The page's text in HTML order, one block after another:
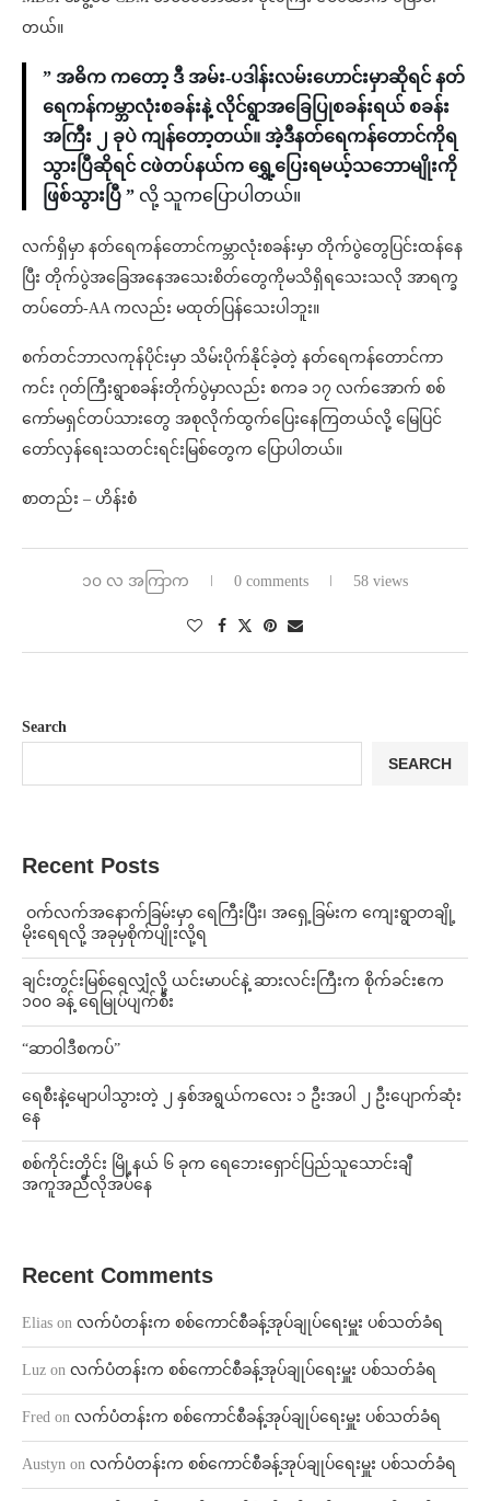
တယ်။
” အဓိက ကတော့ ဒီ အမ်း-ပဒါန်းလမ်းဟောင်းမှာဆိုရင် နတ်
ရေကန်ကမ္ဘာလုံးစခန်းနဲ့ လိုင်ရွာအခြေပြုစခန်းရယ် စခန်း
အကြီး ၂ ခုပဲ ကျန်တော့တယ်။ အဲ့ဒီနတ်ရေကန်တောင်ကိုရ
သွားပြီဆိုရင် ငဖဲတပ်နယ်က ရွှေ့ပြေးရမယ့်သဘောမျိုးကို
ဖြစ်သွားပြီ ” လို့ သူကပြောပါတယ်။
လက်ရှိမှာ နတ်ရေကန်တောင်ကမ္ဘာလုံးစခန်းမှာ တိုက်ပွဲတွေပြင်းထန်နေ
ပြီး တိုက်ပွဲအခြေအနေအသေးစိတ်တွေကိုမသိရှိရသေးသလို အာရက္ခ
တပ်တော်-AA ကလည်း မထုတ်ပြန်သေးပါဘူး။
စက်တင်ဘာလကုန်ပိုင်းမှာ သိမ်းပိုက်နိုင်ခဲ့တဲ့ နတ်ရေကန်တောင်ကာ
ကင်း ဂုတ်ကြီးရွာစခန်းတိုက်ပွဲမှာလည်း စကခ ၁၇ လက်အောက် စစ်
ကော်မရှင်တပ်သားတွေ အစုလိုက်ထွက်ပြေးနေကြတယ်လို့ မြေပြင်
တော်လှန်ရေးသတင်းရင်းမြစ်တွေက ပြောပါတယ်။
စာတည်း – ဟိန်းစံ
၁၀ လ အကြာက 0 comments 58 views
Search
SEARCH
Recent Posts
⁩ ⁨ဝက်လက်အနောက်ခြမ်းမှာ ရေကြီးပြီး၊ အရှေ့ခြမ်းက ကျေးရွာတချို့
မိုးရေရလို့ အခုမှစိုက်ပျိုးလို့ရ
ချင်းတွင်းမြစ်ရေလျှံလို့ ယင်းမာပင်နဲ့ ဆားလင်းကြီးက စိုက်ခင်းဧက
၁၀၀ ခန့် ရေမြုပ်ပျက်စီး
“ဆာဝါဒီစကပ်”
ရေစီးနဲ့မျောပါသွားတဲ့ ၂ နှစ်အရွယ်ကလေး ၁ ဦးအပါ ၂ ဦးပျောက်ဆုံး
နေ
စစ်ကိုင်းတိုင်း မြို့နယ် ၆ ခုက ရေဘေးရှောင်ပြည်သူသောင်းချီ
အကူအညီလိုအပ်နေ
Recent Comments
Elias on လက်ပံတန်းက စစ်ကောင်စီခန့်အုပ်ချုပ်ရေးမှူး ပစ်သတ်ခံရ
Luz on လက်ပံတန်းက စစ်ကောင်စီခန့်အုပ်ချုပ်ရေးမှူး ပစ်သတ်ခံရ
Fred on လက်ပံတန်းက စစ်ကောင်စီခန့်အုပ်ချုပ်ရေးမှူး ပစ်သတ်ခံရ
Austyn on လက်ပံတန်းက စစ်ကောင်စီခန့်အုပ်ချုပ်ရေးမှူး ပစ်သတ်ခံရ